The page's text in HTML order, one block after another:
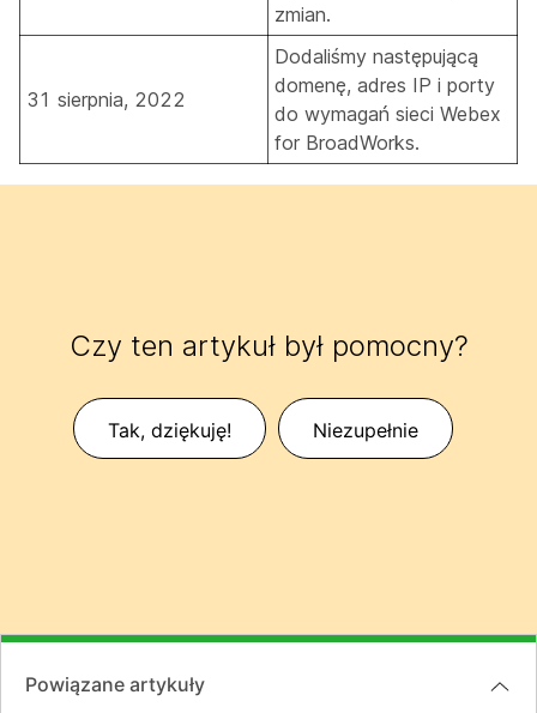
zmian.
31 sierpnia, 2022
Dodaliśmy następującą
domenę, adres IP i porty
do wymagań sieci Webex
for BroadWorks.
Czy ten artykuł był pomocny?
Tak, dziękuję! Niezupełnie
Powiązane artykuły